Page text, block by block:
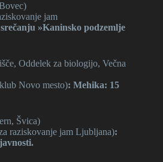
jam
»Kaninsko podzemlje
Oddelek za biologijo, Večna
Novo mesto): Mehika: 15
Švica)
raziskovanje jam Ljubljana):